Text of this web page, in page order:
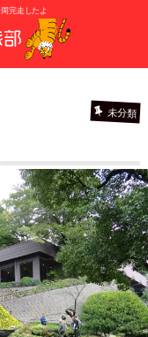
完走したよ
未分類